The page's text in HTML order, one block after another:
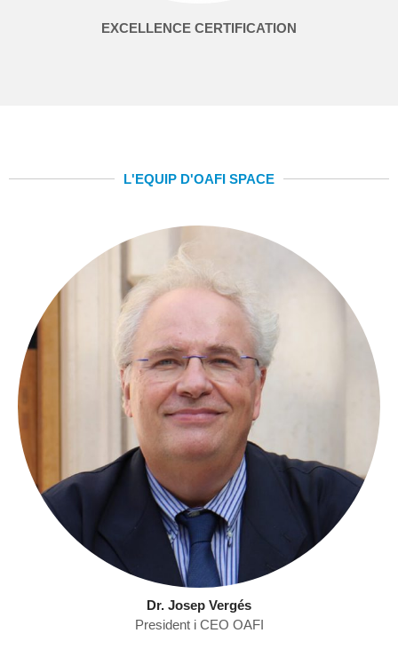
EXCELLENCE CERTIFICATION
L'EQUIP D'OAFI SPACE
Dr. Josep Vergés
President i CEO OAFI